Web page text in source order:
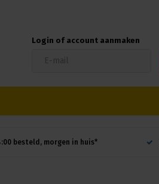
Login of account aanmaken
besteld, morgen in huis*